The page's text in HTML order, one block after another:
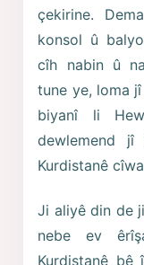
çekirine.
konsol û
cîh nabin û
tune ye, loma
biyanî li
dewlemend
Kurdistanê
Ji aliyê din de
nebe ev
Kurdistanê bê